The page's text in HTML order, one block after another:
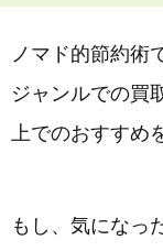
ノマド的節約術
ジャンルでの買
上でのおすすめ
もし、気になっ